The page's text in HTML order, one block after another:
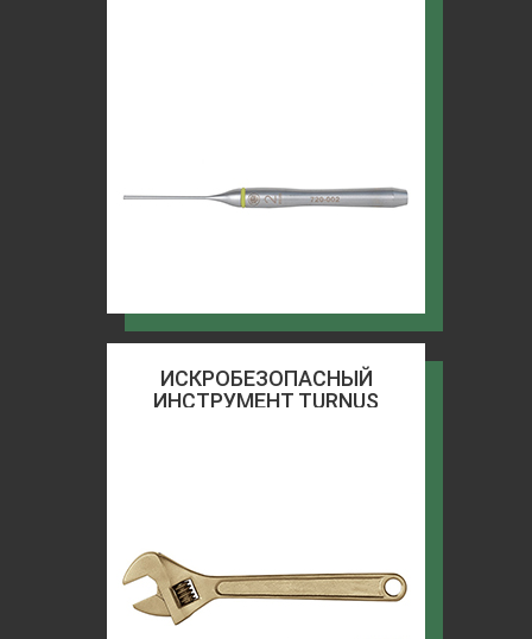
ИСКРОБЕЗОПАСНЫЙ
ИНСТРУМЕНТ TURNUS